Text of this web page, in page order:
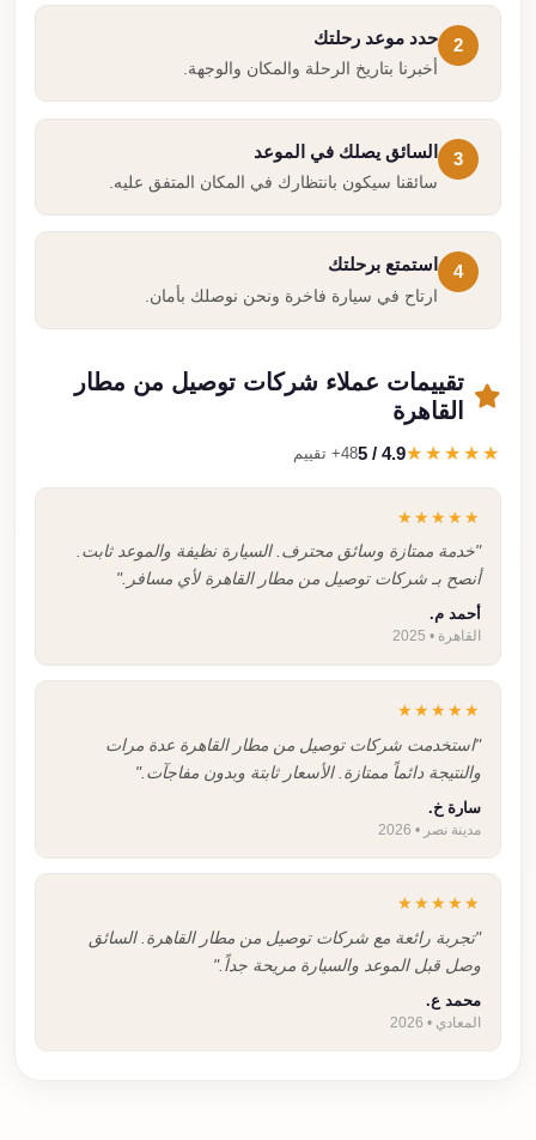
2
حدد موعد رحلتك
أخبرنا بتاريخ الرحلة والمكان والوجهة.
3
السائق يصلك في الموعد
سائقنا سيكون بانتظارك في المكان المتفق عليه.
4
استمتع برحلتك
ارتاح في سيارة فاخرة ونحن نوصلك بأمان.
تقييمات عملاء شركات توصيل من مطار
القاهرة
★★★★★
4.9 / 5 48+ تقييم
★★★★★
"خدمة ممتازة وسائق محترف. السيارة نظيفة والموعد ثابت.
أنصح بـ شركات توصيل من مطار القاهرة لأي مسافر."
أحمد م.
القاهرة • 2025
★★★★★
"استخدمت شركات توصيل من مطار القاهرة عدة مرات
والنتيجة دائماً ممتازة. الأسعار ثابتة وبدون مفاجآت."
سارة خ.
مدينة نصر • 2026
★★★★★
"تجربة رائعة مع شركات توصيل من مطار القاهرة. السائق
وصل قبل الموعد والسيارة مريحة جداً."
محمد ع.
المعادي • 2026